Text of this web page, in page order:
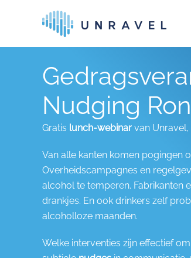
Skip to main content
Nudging
Gratis lunch-webinar van
Van alle kanten komen pogingen
Overheidscampagnes en
alcohol te temperen. Fabrikanten
drankjes. En ook drinkers zelf
alcoholloze maanden.
Welke interventies zijn effectief